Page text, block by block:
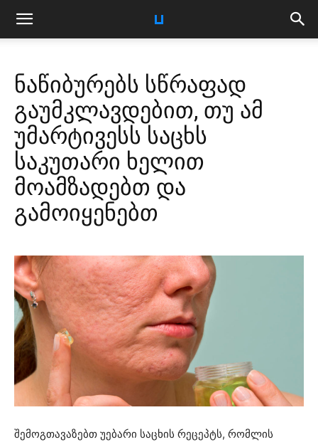
ნაწიბურებს სწრაფად
გაუმკლავდებით, თუ ამ
უმარტივესს საცხს
საკუთარი ხელით
მოამზადებთ და
გამოიყენებთ
შემოგთავაზებთ უებარი საცხის რეცეპტს, რომლის